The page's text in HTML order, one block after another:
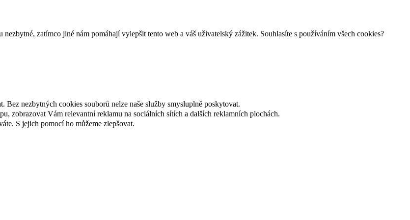
zatímco jiné nám pomáhají vylepšit tento web a váš uživatelský zážitek. Souhlasíte s používáním všech cookies?
Bez nezbytných cookies souborů nelze naše služby smysluplně poskytovat.
zobrazovat Vám relevantní reklamu na sociálních sítích a dalších reklamních plochách.
S jejich pomocí ho můžeme zlepšovat.